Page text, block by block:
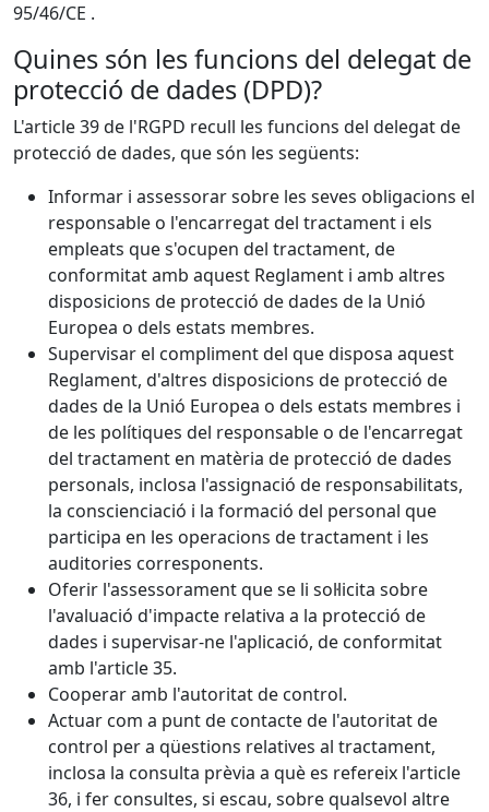
95/46/CE .
Quines són les funcions del delegat de
protecció de dades (DPD)?
L'article 39 de l'RGPD recull les funcions del delegat de
protecció de dades, que són les següents:
Informar i assessorar sobre les seves obligacions el
responsable o l'encarregat del tractament i els
empleats que s'ocupen del tractament, de
conformitat amb aquest Reglament i amb altres
disposicions de protecció de dades de la Unió
Europea o dels estats membres.
Supervisar el compliment del que disposa aquest
Reglament, d'altres disposicions de protecció de
dades de la Unió Europea o dels estats membres i
de les polítiques del responsable o de l'encarregat
del tractament en matèria de protecció de dades
personals, inclosa l'assignació de responsabilitats,
la conscienciació i la formació del personal que
participa en les operacions de tractament i les
auditories corresponents.
Oferir l'assessorament que se li sol·licita sobre
l'avaluació d'impacte relativa a la protecció de
dades i supervisar-ne l'aplicació, de conformitat
amb l'article 35.
Cooperar amb l'autoritat de control.
Actuar com a punt de contacte de l'autoritat de
control per a qüestions relatives al tractament,
inclosa la consulta prèvia a què es refereix l'article
36, i fer consultes, si escau, sobre qualsevol altre